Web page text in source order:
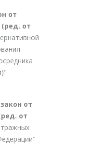
от
(ред. от
от
от